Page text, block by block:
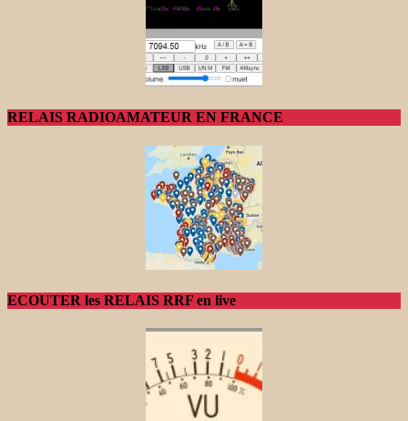
RELAIS RADIOAMATEUR EN FRANCE
ECOUTER les RELAIS RRF en live